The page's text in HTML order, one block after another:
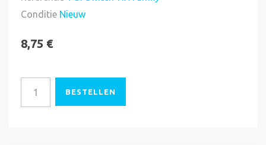
Conditie Nieuw
8,75 €
BESTELLEN